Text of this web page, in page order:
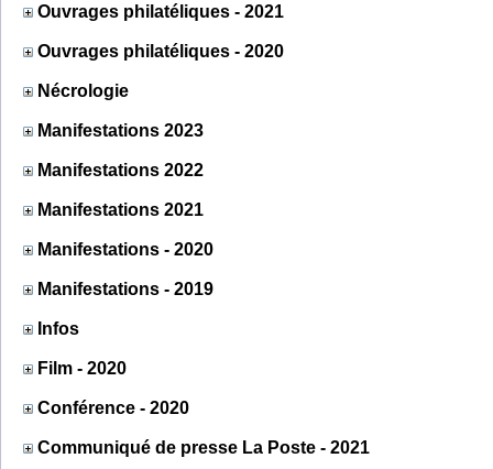
Ouvrages philatéliques - 2021
Ouvrages philatéliques - 2020
Nécrologie
Manifestations 2023
Manifestations 2022
Manifestations 2021
Manifestations - 2020
Manifestations - 2019
Infos
Film - 2020
Conférence - 2020
Communiqué de presse La Poste - 2021